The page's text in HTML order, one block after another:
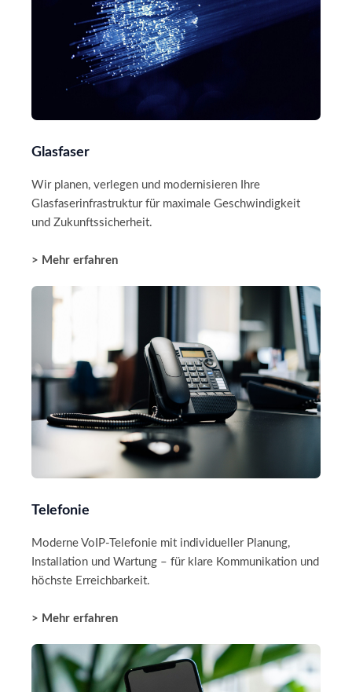
Glasfaser
Wir planen, verlegen und modernisieren Ihre
Glasfaserinfrastruktur für maximale Geschwindigkeit
und Zukunftssicherheit.
> Mehr erfahren
Telefonie
Moderne VoIP-Telefonie mit individueller Planung,
Installation und Wartung – für klare Kommunikation und
höchste Erreichbarkeit.
> Mehr erfahren